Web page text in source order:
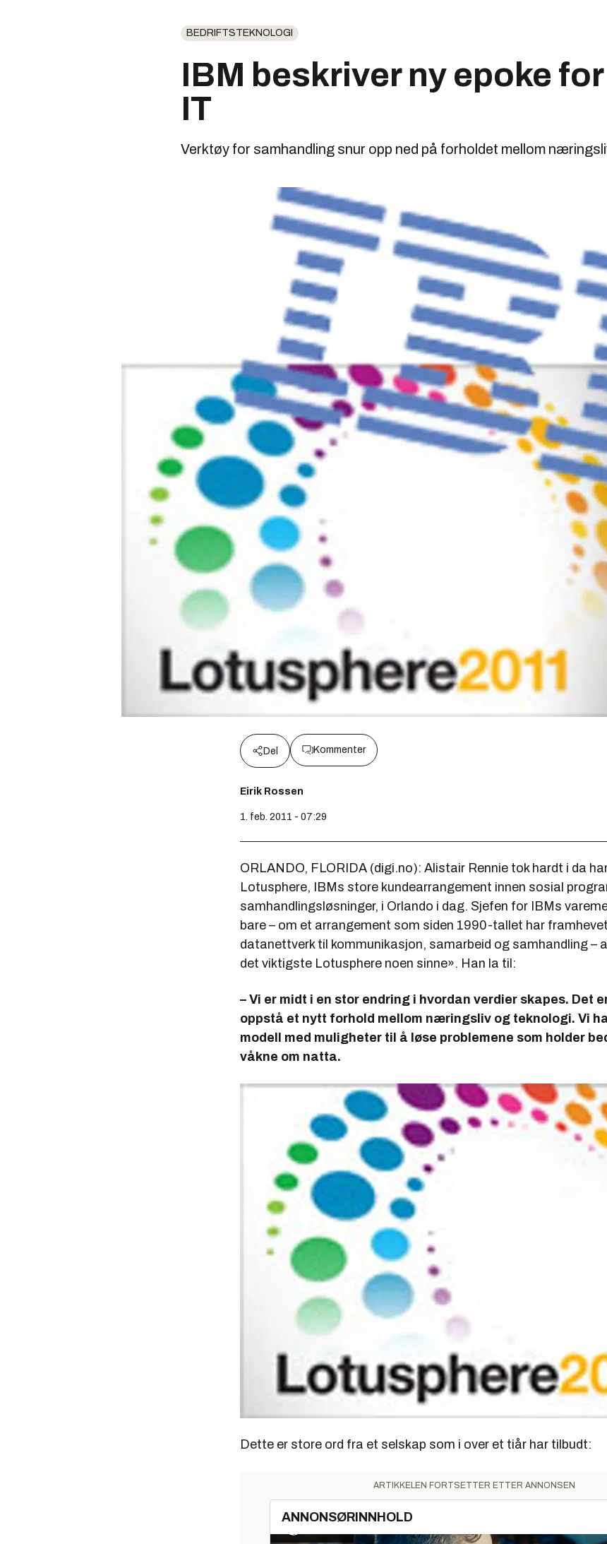
BEDRIFTSTEKNOLOGI
IBM beskriver ny epoke
IT
Verktøy for samhandling snur opp ned på forholdet mellom
Del Kommenter
Eirik Rossen
1. feb. 2011 - 07:29
ORLANDO, FLORIDA (digi.no): Alistair Rennie tok hardt i da
Lotusphere, IBMs store kundearrangement innen sosial
samhandlingsløsninger, i Orlando i dag. Sjefen for IBMs
bare – om et arrangement som siden 1990-tallet har
datanettverk til kommunikasjon, samarbeid og samhandling –
det viktigste Lotusphere noen sinne». Han la til:
– Vi er midt i en stor endring i hvordan verdier skapes. Det
oppstå et nytt forhold mellom næringsliv og teknologi. Vi
modell med muligheter til å løse problemene som holder
våkne om natta.
Dette er store ord fra et selskap som i over et tiår har tilbudt:
ARTIKKELEN FORTSETTER ETTER ANNONSEN
ANNONSØRINNHOLD